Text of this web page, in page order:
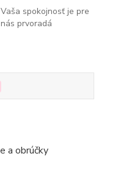
Vaša spokojnosť je pre
nás prvoradá
a obrúčky